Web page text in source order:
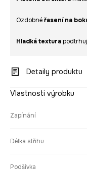
Ozdobnéřasení na
Hladká textura
Detaily produktu
Vlastnosti výrobku
Zapínání
Délka střihu
Podšívka